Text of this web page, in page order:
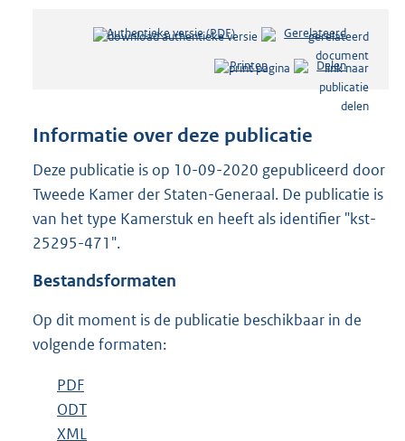
Authentieke versie (PDF)b
s
d
s
r
o
:
Gerelateerd
Printen Delen
Informatie over deze publicatie
Deze publicatie is op 10-09-2020 gepubliceerd door
Tweede Kamer der Staten-Generaal. De publicatie is
van het type Kamerstuk en heeft als identifier "kst-
25295-471".
Bestandsformaten
Op dit moment is de publicatie beschikbaar in de
volgende formaten:
D
o
w
PDF
e
s
D
o
ODT
D
XML